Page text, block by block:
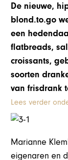
De nieuwe,
blond.to.go
een
flatbreads,
croissants,
soorten
van frisdrank
Lees verder
Marianne
eigenaren en